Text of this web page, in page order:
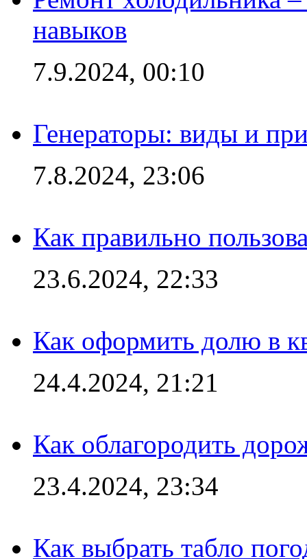
навыков
7.9.2024, 00:10
Генераторы: виды и
7.8.2024, 23:06
Как правильно
23.6.2024, 22:33
Как оформить долю в
24.4.2024, 21:21
Как облагородить
23.4.2024, 23:34
Как выбрать табло